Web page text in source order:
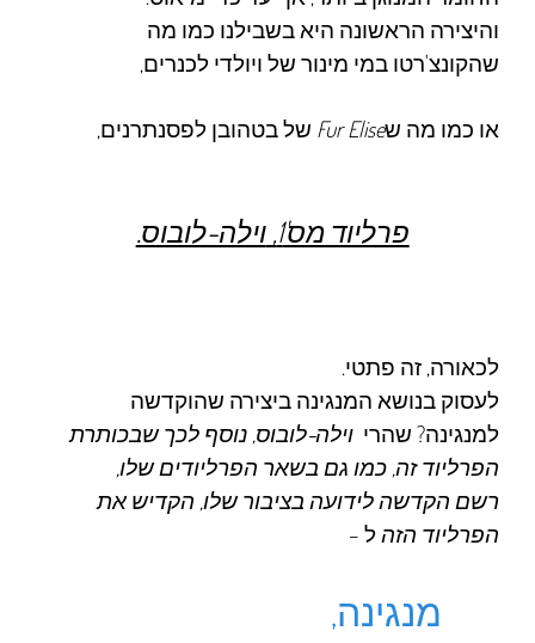
והיצירה הראשונה היא בשבילנו כמו מה
שהקונצ'רטו במי מינור של ויולדי לכנרים,
או כמו מה שFur Elise שלבטהובן לפסנתרנים,
פרליוד מס'1, וילה-לובוס.
לכאורה, זה פתטי.
לעסוק בנושא המנגינה ביצירה שהוקדשה
למנגינה? שהרי וילה-לובוס, נוסף לכך שבכותרת
הפרליוד זה, כמו גם בשאר הפרליודים שלו,
רשם הקדשה לידועה בציבור שלו, הקדיש את
הפרליוד הזה ל –
מנגינה,